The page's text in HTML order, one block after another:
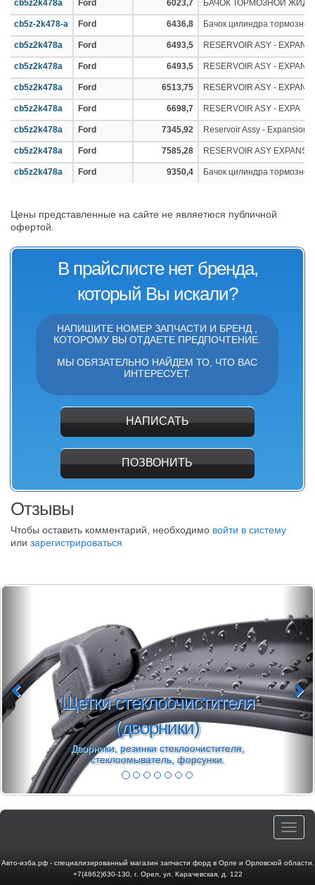
cb5z2k478a Ford 6023,7 БАЧОК ТОРМОЗНОЙ
cb5z-2k478-a Ford 6436,8 Бачок цилиндра
cb5z2k478a Ford 6493,5 RESERVOIR ASY -
cb5z2k478a Ford 6493,5 RESERVOIR ASY -
cb5z2k478a Ford 6513,75 RESERVOIR ASY -
cb5z2k478a Ford 6698,7 RESERVOIR ASY - EXPA
cb5z2k478a Ford 7345,92 Reservoir Assy - Expansion
cb5z2k478a Ford 7585,28 RESERVOIR ASY
cb5z2k478a Ford 9350,4 Бачок цилиндра
Цены представленные на сайте не являетюся публичной
офертой.
В прайслисте нет бренда,
который Вы искали?
НАПИШИТЕ НОМЕР ЗАПЧАСТИ И БРЕНД ,
КОТОРОМУ ВЫ ОТДАЕТЕ ПРЕДПОЧТЕНИЕ.
МЫ ОБЯЗАТЕЛЬНО НАЙДЕМ ТО, ЧТО ВАС
ИНТЕРЕСУЕТ.
НАПИСАТЬ
ПОЗВОНИТЬ
Отзывы
Чтобы оставить комментарий, необходимо войти в систему
или зарегистрироваться
Щетки стеклоочистителя
(дворники)
Дворники, резинки стеклоочистителя,
стеклоомыватель, форсунки.
Toggle
Авто-изба.рф - специализированный магазин запчасти форд в Орле и Орловской области.
+7(4862)630-130, г. Орел, ул. Карачевская, д. 122